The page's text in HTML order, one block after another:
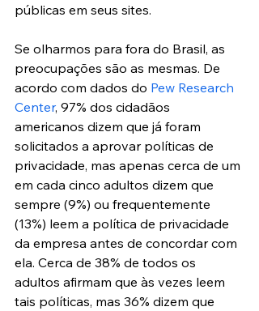
públicas em seus sites.
Se olharmos para fora do Brasil, as
preocupações são as mesmas. De
acordo com dados do Pew Research
Center, 97% dos cidadãos
americanos dizem que já foram
solicitados a aprovar políticas de
privacidade, mas apenas cerca de um
em cada cinco adultos dizem que
sempre (9%) ou frequentemente
(13%) leem a política de privacidade
da empresa antes de concordar com
ela. Cerca de 38% de todos os
adultos afirmam que às vezes leem
tais políticas, mas 36% dizem que